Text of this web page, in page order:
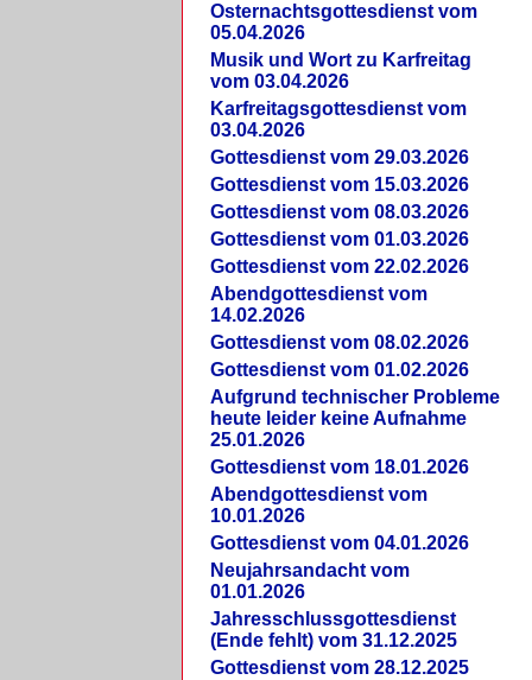
Osternachtsgottesdienst vom
05.04.2026
Musik und Wort zu Karfreitag
vom 03.04.2026
Karfreitagsgottesdienst vom
03.04.2026
Gottesdienst vom 29.03.2026
Gottesdienst vom 15.03.2026
Gottesdienst vom 08.03.2026
Gottesdienst vom 01.03.2026
Gottesdienst vom 22.02.2026
Abendgottesdienst vom
14.02.2026
Gottesdienst vom 08.02.2026
Gottesdienst vom 01.02.2026
Aufgrund technischer Probleme
heute leider keine Aufnahme
25.01.2026
Gottesdienst vom 18.01.2026
Abendgottesdienst vom
10.01.2026
Gottesdienst vom 04.01.2026
Neujahrsandacht vom
01.01.2026
Jahresschlussgottesdienst
(Ende fehlt) vom 31.12.2025
Gottesdienst vom 28.12.2025